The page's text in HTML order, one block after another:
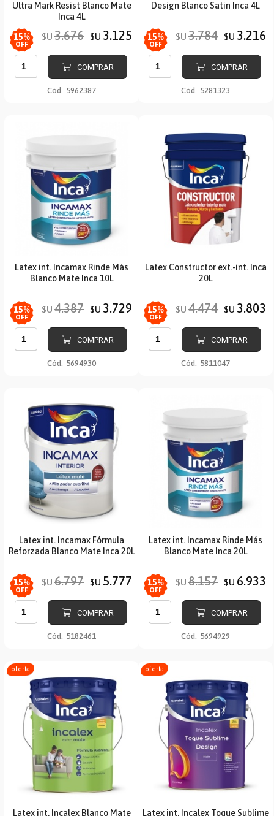
Ultra Mark Resist Blanco Mate
Inca 4L
15%
OFF
$U 3.676 $U 3.125
COMPRAR
Cód. 5962387
Design Blanco Satin Inca 4L
15%
OFF
$U 3.784 $U 3.216
COMPRAR
Cód. 5281323
Latex int. Incamax Rinde Más
Blanco Mate Inca 10L
15%
OFF
$U 4.387 $U 3.729
COMPRAR
Cód. 5694930
Latex Constructor ext.-int. Inca
20L
15%
OFF
$U 4.474 $U 3.803
COMPRAR
Cód. 5811047
Latex int. Incamax Fórmula
Reforzada Blanco Mate Inca 20L
15%
OFF
$U 6.797 $U 5.777
COMPRAR
Cód. 5182461
Latex int. Incamax Rinde Más
Blanco Mate Inca 20L
15%
OFF
$U 8.157 $U 6.933
COMPRAR
Cód. 5694929
oferta
Latex int. Incalex Blanco Mate
oferta
Latex int. Incalex Toque Sublime